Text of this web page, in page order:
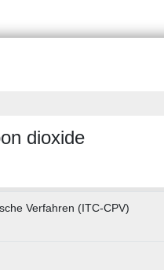
dioxide
Verfahren (ITC-CPV)